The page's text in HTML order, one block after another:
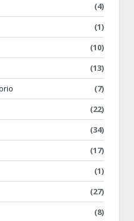
(4)
(1)
(10)
(13)
(7)
(22)
(34)
(17)
(1)
(27)
(8)